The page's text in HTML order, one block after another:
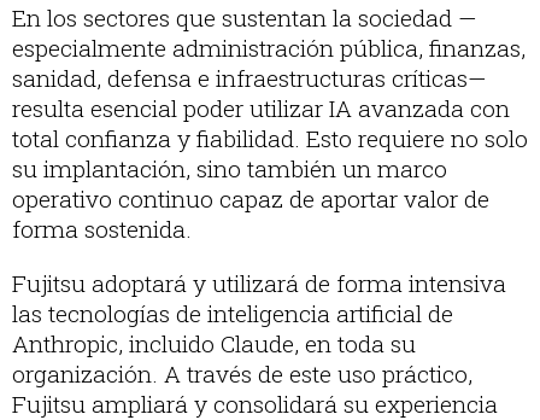
En los sectores que sustentan la sociedad —
especialmente administración pública, finanzas,
sanidad, defensa e infraestructuras críticas—
resulta esencial poder utilizar IA avanzada con
total confianza y fiabilidad. Esto requiere no solo
su implantación, sino también un marco
operativo continuo capaz de aportar valor de
forma sostenida.
Fujitsu adoptará y utilizará de forma intensiva
las tecnologías de inteligencia artificial de
Anthropic, incluido Claude, en toda su
organización. A través de este uso práctico,
Fujitsu ampliará y consolidará su experiencia